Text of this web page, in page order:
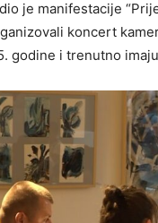
je manifestacije
koncert
godine i trenutno